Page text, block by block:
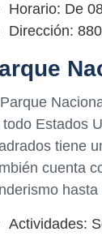
Horario: De
Dirección:
todo Estados
tiene
cuenta
Actividades: